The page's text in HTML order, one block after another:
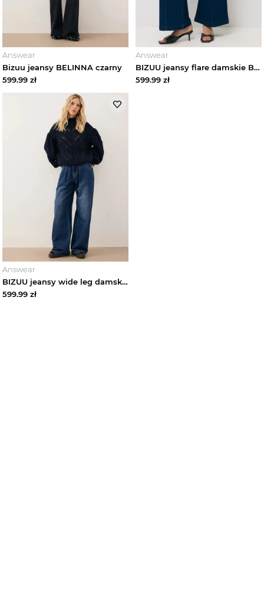
Answear
Bizuu jeansy BELINNA czarny
599.99 zł
Answear
BIZUU jeansy flare damskie BELINNA granatowy
599.99 zł
Answear
BIZUU jeansy wide leg damskie LEYLA granatowy
599.99 zł